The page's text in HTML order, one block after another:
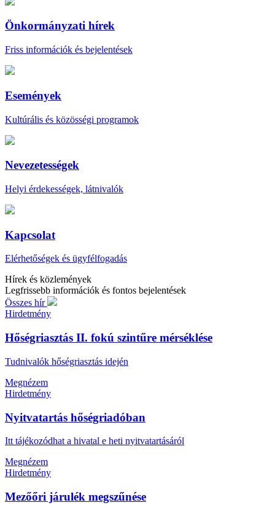
Önkormányzati hírek
Friss információk és bejelentések
Események
Kultúrális és közösségi programok
Nevezetességek
Helyi érdekességek, látnivalók
Kapcsolat
Elérhetőségek és ügyfélfogadás
Hírek és közlemények
Legfrissebb információk és fontos bejelentések
Összes hír
Hirdetmény
Hőségriasztás II. fokú szintűre mérséklése
Tudnivalók hőségriasztás idején
Megnézem
Hirdetmény
Nyitvatartás hőségriadóban
Itt tájékozódhat a hivatal e heti nyitvatartásáról
Megnézem
Hirdetmény
Mezőőri járulék megszűnése